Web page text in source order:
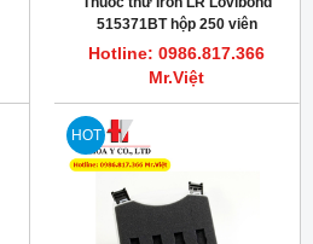
515371BT hộp 250 viên
Hotline: 0986.817.366
Mr.Việt
HOT